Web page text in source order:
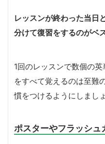
レッスンが終わった当日
分けて復習をするのがベ
1回のレッスンで数個の
をすべて覚えるのは至難
慣をつけるようにしましょ
ポスターやフラッシュ